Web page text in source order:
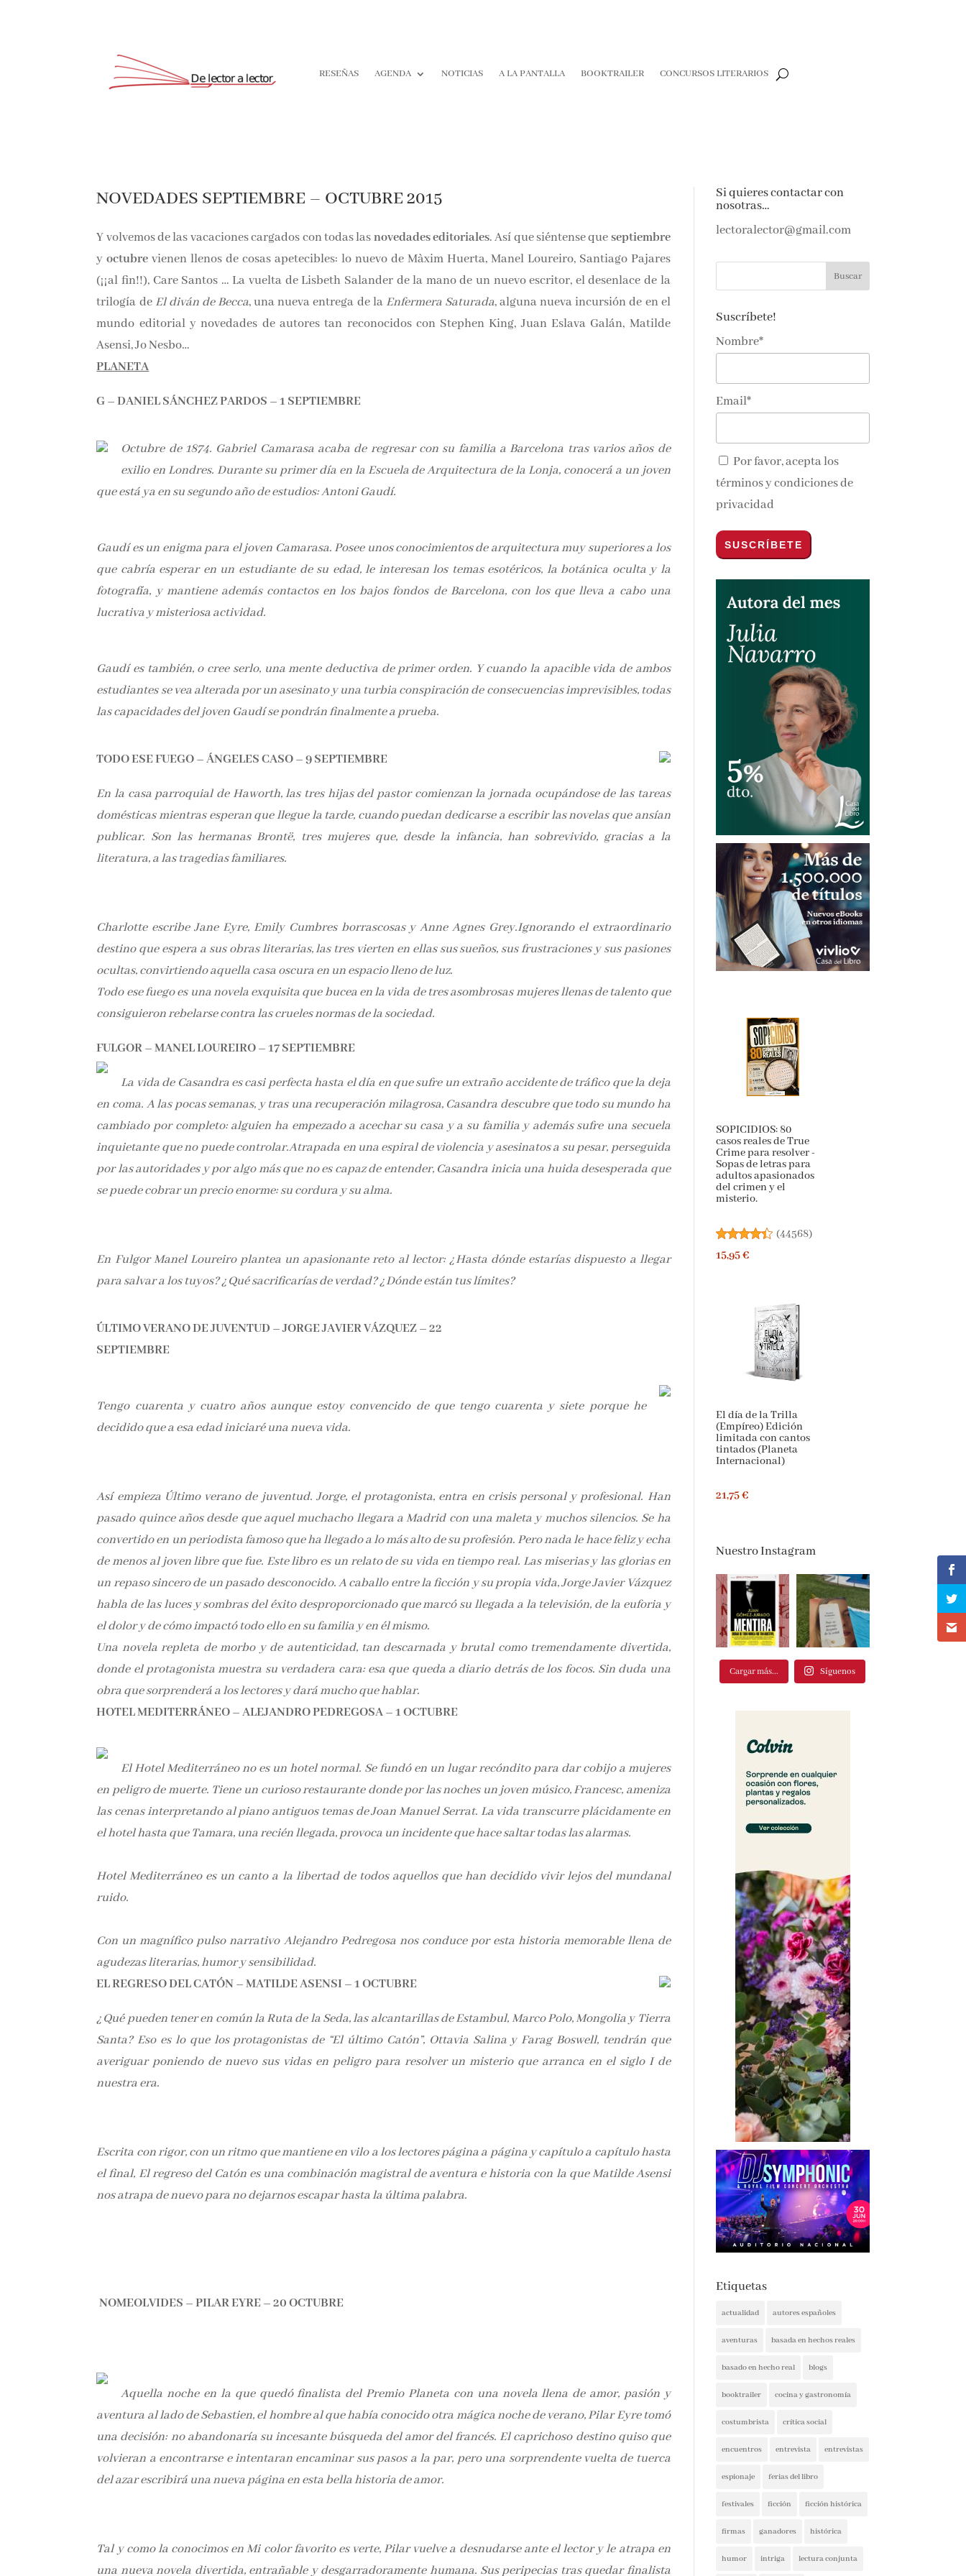
RESEÑAS AGENDA NOTICIAS A LA PANTALLA BOOKTRAILER CONCURSOS LITERARIOS
NOVEDADES SEPTIEMBRE – OCTUBRE 2015
Y volvemos de las vacaciones cargados con todas lasnovedades editoriales. Así que siéntense queseptiembre
yoctubrevienen llenos de cosas apetecibles: lo nuevo de Màxim Huerta, Manel Loureiro, Santiago Pajares
(¡¡al fin!!), Care Santos … La vuelta de Lisbeth Salander de la mano de un nuevo escritor, el desenlace de la
trilogía de El diván de Becca, una nueva entrega de la Enfermera Saturada, alguna nueva incursión de en el
mundo editorial y novedades de autores tan reconocidos con Stephen King, Juan Eslava Galán, Matilde
Asensi, Jo Nesbo…
PLANETA
G – DANIEL SÁNCHEZ PARDOS – 1 SEPTIEMBRE
Octubre de 1874. Gabriel Camarasa acaba de regresar con su familia a Barcelona tras varios años de
exilio en Londres. Durante su primer día en la Escuela de Arquitectura de la Lonja, conocerá a un joven
que está ya en su segundo año de estudios: Antoni Gaudí.
Gaudí es un enigma para el joven Camarasa. Posee unos conocimientos de arquitectura muy superiores a los
que cabría esperar en un estudiante de su edad, le interesan los temas esotéricos, la botánica oculta y la
fotografía, y mantiene además contactos en los bajos fondos de Barcelona, con los que lleva a cabo una
lucrativa y misteriosa actividad.
Gaudí es también, o cree serlo, una mente deductiva de primer orden. Y cuando la apacible vida de ambos
estudiantes se vea alterada por un asesinato y una turbia conspiración de consecuencias imprevisibles, todas
las capacidades del joven Gaudí se pondrán finalmente a prueba.
TODO ESE FUEGO – ÁNGELES CASO – 9 SEPTIEMBRE
En la casa parroquial de Haworth, las tres hijas del pastor comienzan la jornada ocupándose de las tareas
domésticas mientras esperan que llegue la tarde, cuando puedan dedicarse a escribir las novelas que ansían
publicar. Son las hermanas Brontë, tres mujeres que, desde la infancia, han sobrevivido, gracias a la
literatura, a las tragedias familiares.
Charlotte escribe Jane Eyre, Emily Cumbres borrascosas y Anne Agnes Grey.Ignorando el extraordinario
destino que espera a sus obras literarias, las tres vierten en ellas sus sueños, sus frustraciones y sus pasiones
ocultas, convirtiendo aquella casa oscura en un espacio lleno de luz.
Todo ese fuego es una novela exquisita que bucea en la vida de tres asombrosas mujeres llenas de talento que
consiguieron rebelarse contra las crueles normas de la sociedad.
FULGOR – MANEL LOUREIRO – 17 SEPTIEMBRE
La vida de Casandra es casi perfecta hasta el día en que sufre un extraño accidente de tráfico que la deja
en coma. A las pocas semanas, y tras una recuperación milagrosa, Casandra descubre que todo su mundo ha
cambiado por completo: alguien ha empezado a acechar su casa y a su familia y además sufre una secuela
inquietante que no puede controlar.Atrapada en una espiral de violencia y asesinatos a su pesar, perseguida
por las autoridades y por algo más que no es capaz de entender, Casandra inicia una huida desesperada que
se puede cobrar un precio enorme: su cordura y su alma.
En Fulgor Manel Loureiro plantea un apasionante reto al lector: ¿Hasta dónde estarías dispuesto a llegar
para salvar a los tuyos? ¿Qué sacrificarías de verdad? ¿Dónde están tus límites?
ÚLTIMO VERANO DE JUVENTUD – JORGE JAVIER VÁZQUEZ – 22
SEPTIEMBRE
Tengo cuarenta y cuatro años aunque estoy convencido de que tengo cuarenta y siete porque he
decidido que a esa edad iniciaré una nueva vida.
Así empieza Último verano de juventud. Jorge, el protagonista, entra en crisis personal y profesional. Han
pasado quince años desde que aquel muchacho llegara a Madrid con una maleta y muchos silencios. Se ha
convertido en un periodista famoso que ha llegado a lo más alto de su profesión. Pero nada le hace feliz y echa
de menos al joven libre que fue. Este libro es un relato de su vida en tiempo real. Las miserias y las glorias en
un repaso sincero de un pasado desconocido. A caballo entre la ficción y su propia vida, Jorge Javier Vázquez
habla de las luces y sombras del éxito desproporcionado que marcó su llegada a la televisión, de la euforia y
el dolor y de cómo impactó todo ello en su familia y en él mismo.
Una novela repleta de morbo y de autenticidad, tan descarnada y brutal como tremendamente divertida,
donde el protagonista muestra su verdadera cara: esa que queda a diario detrás de los focos. Sin duda una
obra que sorprenderá a los lectores y dará mucho que hablar.
HOTEL MEDITERRÁNEO – ALEJANDRO PEDREGOSA – 1 OCTUBRE
El Hotel Mediterráneo no es un hotel normal. Se fundó en un lugar recóndito para dar cobijo a mujeres
en peligro de muerte. Tiene un curioso restaurante donde por las noches un joven músico, Francesc, ameniza
las cenas interpretando al piano antiguos temas de Joan Manuel Serrat. La vida transcurre plácidamente en
el hotel hasta que Tamara, una recién llegada, provoca un incidente que hace saltar todas las alarmas.
Hotel Mediterráneo es un canto a la libertad de todos aquellos que han decidido vivir lejos del mundanal
ruido.
Con un magnífico pulso narrativo Alejandro Pedregosa nos conduce por esta historia memorable llena de
agudezas literarias, humor y sensibilidad.
EL REGRESO DEL CATÓN – MATILDE ASENSI – 1 OCTUBRE
¿Qué pueden tener en común la Ruta de la Seda, las alcantarillas de Estambul, Marco Polo, Mongolia y Tierra
Santa? Eso es lo que los protagonistas de “El último Catón”, Ottavia Salina y Farag Boswell, tendrán que
averiguar poniendo de nuevo sus vidas en peligro para resolver un misterio que arranca en el siglo I de
nuestra era.
Escrita con rigor, con un ritmo que mantiene en vilo a los lectores página a página y capítulo a capítulo hasta
el final, El regreso del Catón es una combinación magistral de aventura e historia con la que Matilde Asensi
nos atrapa de nuevo para no dejarnos escapar hasta la última palabra.
NOMEOLVIDES – PILAR EYRE – 20 OCTUBRE
Aquella noche en la que quedó finalista del Premio Planeta con una novela llena de amor, pasión y
aventura al lado de Sebastien, el hombre al que había conocido otra mágica noche de verano, Pilar Eyre tomó
una decisión: no abandonaría su incesante búsqueda del amor del francés. El caprichoso destino quiso que
volvieran a encontrarse e intentaran encaminar sus pasos a la par, pero una sorprendente vuelta de tuerca
del azar escribirá una nueva página en esta bella historia de amor.
Tal y como la conocimos en Mi color favorito es verte, Pilar vuelve a desnudarse ante el lector y le atrapa en
una nueva novela divertida, entrañable y desgarradoramente humana. Sus peripecias tras quedar finalista
Si quieres contactar con
nosotras…
lectoralector@gmail.com
Suscríbete!
Nombre*
Email*
Por favor, acepta los
términos y condiciones de
privacidad
SOPICIDIOS: 80
casos reales de True
Crime para resolver -
Sopas de letras para
adultos apasionados
del crimen y el
misterio.
(44568)
15,95 €
El día de la Trilla
(Empíreo) Edición
limitada con cantos
tintados (Planeta
Internacional)
21,75 €
Nuestro Instagram
Cargar más... Síguenos
Etiquetas
actualidad autores españoles
aventuras basada en hechos reales
basado en hecho real blogs
booktrailer cocina y gastronomía
costumbrista crítica social
encuentros entrevista entrevistas
espionaje ferias del libro
festivales ficción ficción histórica
firmas ganadores histórica
humor intriga lectura conjunta